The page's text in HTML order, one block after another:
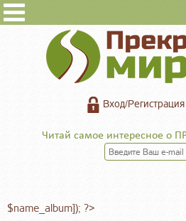
Вход/Регистрация
Читай самое интересное о
$name_album]); ?>